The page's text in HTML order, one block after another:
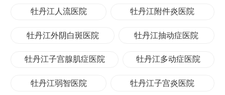
牡丹江人流医院 牡丹江附件炎医院
牡丹江外阴白斑医院 牡丹江抽动症医院
牡丹江子宫腺肌症医院 牡丹江多动症医院
牡丹江弱智医院 牡丹江子宫炎医院